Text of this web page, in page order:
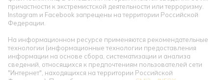
причастности к экстремистской деятельности или терроризму.
Instagram и Facebook запрещены на территории Российской
Федерации.
На информационном ресурсе применяются рекомендательные
технологии (информационные технологии предоставления
информации на основе сбора, систематизации и анализа
сведений, относящихся к предпочтениям пользователей сети
"Интернет", находящихся на территории Российской